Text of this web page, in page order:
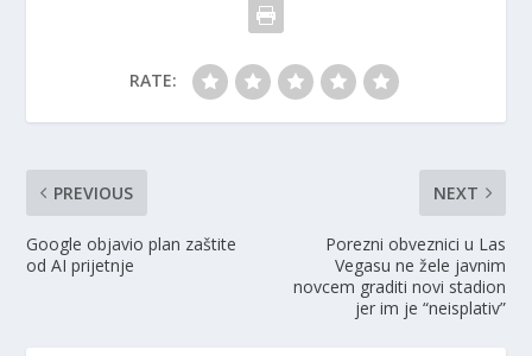
RATE:
PREVIOUS
Google objavio plan zaštite
od AI prijetnje
NEXT
Porezni obveznici u Las
Vegasu ne žele javnim
novcem graditi novi stadion
jer im je “neisplativ”